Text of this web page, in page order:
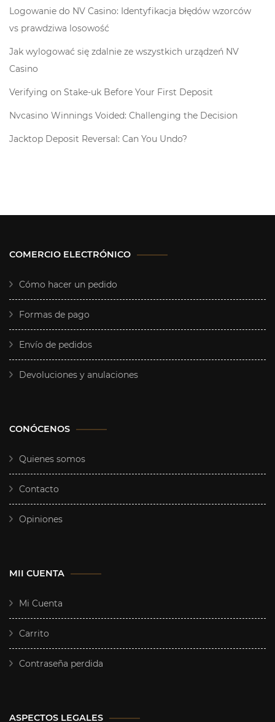
Logowanie do NV Casino: Identyfikacja błędów wzorców
vs prawdziwa losowość
Jak wylogować się zdalnie ze wszystkich urządzeń NV
Casino
Verifying on Stake-uk Before Your First Deposit
Nvcasino Winnings Voided: Challenging the Decision
Jacktop Deposit Reversal: Can You Undo?
COMERCIO ELECTRÓNICO
Cómo hacer un pedido
Formas de pago
Envío de pedidos
Devoluciones y anulaciones
CONÓCENOS
Quienes somos
Contacto
Opiniones
MII CUENTA
Mi Cuenta
Carrito
Contraseña perdida
ASPECTOS LEGALES